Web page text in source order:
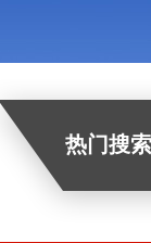
热门搜索